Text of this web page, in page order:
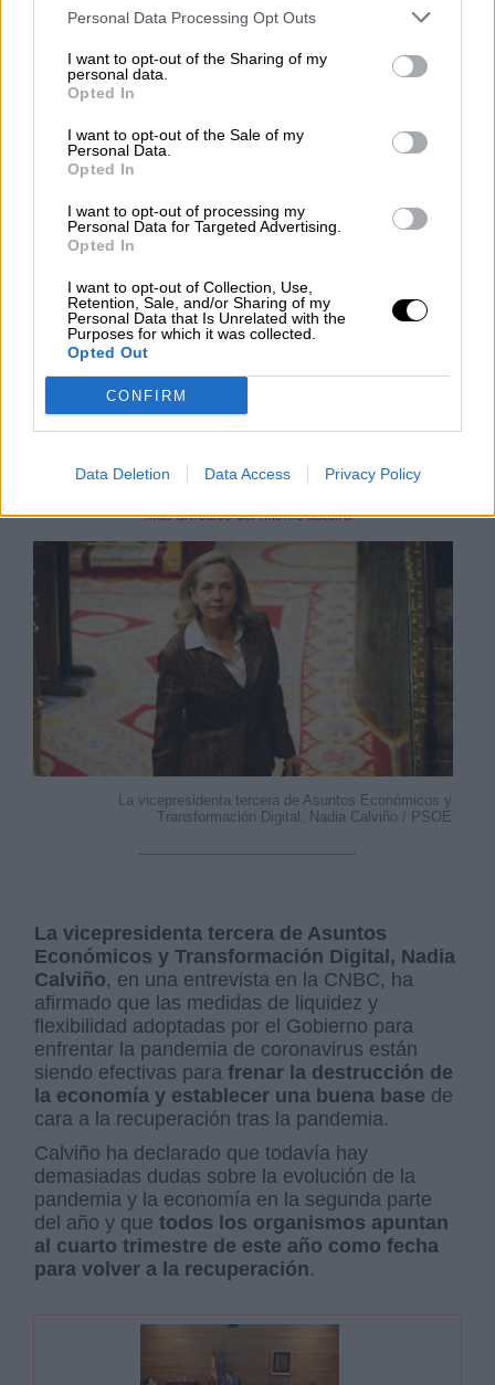
Personal Data Processing Opt Outs
I want to opt-out of the Sharing of my
personal data.
Opted In
I want to opt-out of the Sale of my
Personal Data.
Opted In
I want to opt-out of processing my
Personal Data for Targeted Advertising.
Opted In
I want to opt-out of Collection, Use,
Retention, Sale, and/or Sharing of my
Personal Data that Is Unrelated with the
Purposes for which it was collected.
Opted Out
CONFIRM
Data Deletion Data Access Privacy Policy
LABERINTO ESPAÑOL | L A I.A. Y SUS CONSECUENCIAS
Calviño dice que las medidas
económicas están siendo efectivas
de cara a la recuperación
La vicepresidenta tercera de Asuntos Económicos
y Transformación Digital, Nadia Calviño, ha
declarado que las medidas de liquidez y
flexibilidad aprobadas por el Gobierno para hacer
frente a la pandemia de coronavirus están siendo
efectivas para frenar la destrucción económica.
Además, ha subrayado que el crecimiento y
dinamismo de la economía española fue notable
hasta el pasado mes de marzo.
Mas artículos del mismo autor/a
MARTES, 21 ABRIL 2020
La vicepresidenta tercera de Asuntos Económicos y
Transformación Digital, Nadia Calviño / PSOE
La vicepresidenta tercera de Asuntos
Económicos y Transformación Digital, Nadia
Calviño, en una entrevista en la CNBC, ha
afirmado que las medidas de liquidez y
flexibilidad adoptadas por el Gobierno para
enfrentar la pandemia de coronavirus están
siendo efectivas parafrenar la destrucción de
la economía y establecer una buena base de
cara a la recuperación tras la pandemia.
Calviño ha declarado que todavía hay
demasiadas dudas sobre la evolución de la
pandemia y la economía en la segunda parte
del año y quetodos los organismos apuntan
al cuarto trimestre de este año como fecha
para volver a la recuperación.